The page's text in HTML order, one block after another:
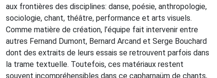
aux frontières des disciplines: danse, poésie, anthropologie,
sociologie, chant, théâtre, performance et arts visuels.
Comme matière de création, l’équipe fait intervenir entre
autres Fernand Dumont, Bernard Arcand et Serge Bouchard
dont des extraits de leurs essais se retrouvent parfois dans
la trame textuelle. Toutefois, ces matériaux restent
souvent incompréhensibles dans ce capharnaüm de chants,